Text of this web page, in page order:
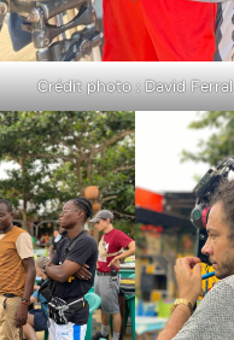
Crédit photo : David Ferral